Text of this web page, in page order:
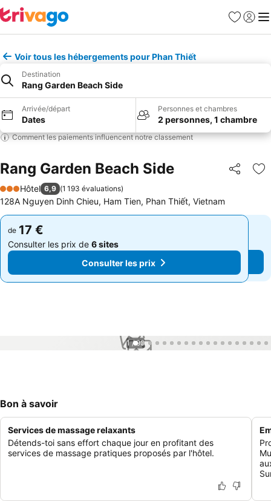
Favoris
Se
Voir tous les hébergements pour Phan Thiết
Destination
Rang Garden Beach Side
Arrivée/départ
Dates
Personnes et chambres
2 personnes, 1 chambre
Comment les paiements influencent notre classement
Rang Garden Beach Side Partager
3 Étoiles
Hôtel 6,9 (1 193 évaluations)
128A Nguyen Dinh Chieu, Ham Tien, Phan Thiết, Vietnam
de 17 €
Consulter les prix de 6 sites
Consulter les prix
de 17 €
Consulter les prix de 6 sites
Consulter les prix
1 / 99
Bon à savoir
Services de massage relaxants
Détends-toi sans effort chaque jour en profitant des
services de massage pratiques proposés par l'hôtel.